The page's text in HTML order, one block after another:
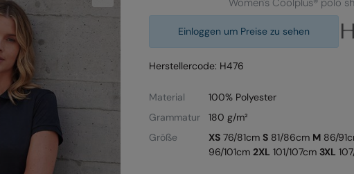
Einloggen um Preise zu sehen
Herstellercode: H476
Material
100% Polyester
Grammatur
180 g/m²
Größe
XS76/81cm S81/86cm M86/
96/101cm 2XL 101/107cm 3XL